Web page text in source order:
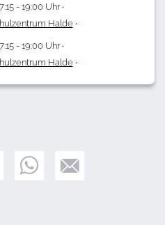
- 19:00 Uhr·
Halde ·
- 19:00 Uhr·
Halde ·